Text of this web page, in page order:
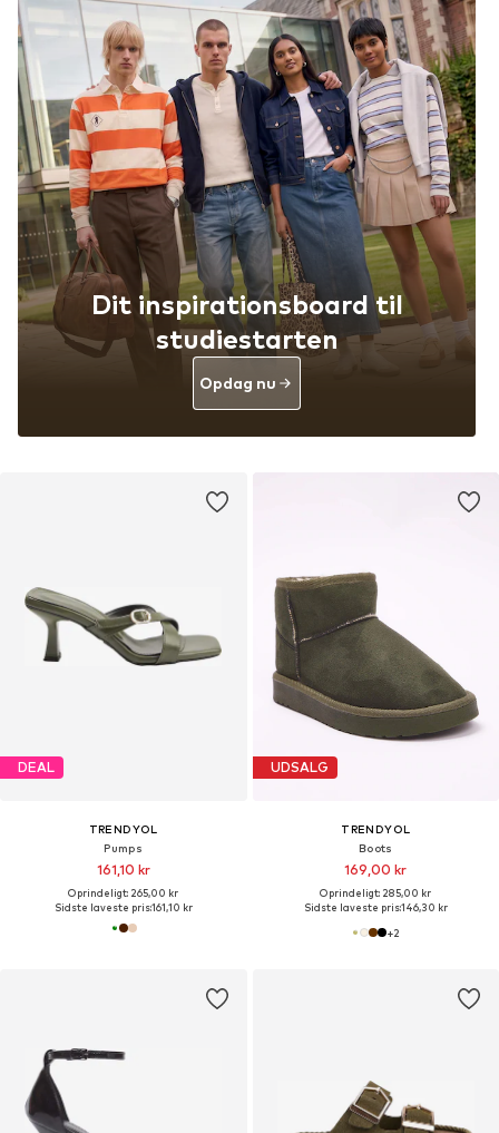
DEAL
TRENDYOL
Pumps
161,10 kr
Oprindeligt: 265,00 kr
Sidste laveste pris:161,10 kr
UDSALG
TRENDYOL
Boots
169,00 kr
Oprindeligt: 285,00 kr
Sidste laveste pris:146,30 kr
+2
Dit inspirationsboard til
studiestarten
Opdag nu